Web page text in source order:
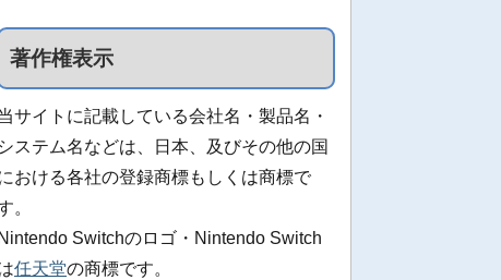
著作権表示
サイトに記載している会社名・製品名・
システム名などは、日本、及びその他の国
おける各社の登録商標もしくは商標で
。
Nintendo Switchのロゴ・Nintendo Switch
任天堂の商標です。